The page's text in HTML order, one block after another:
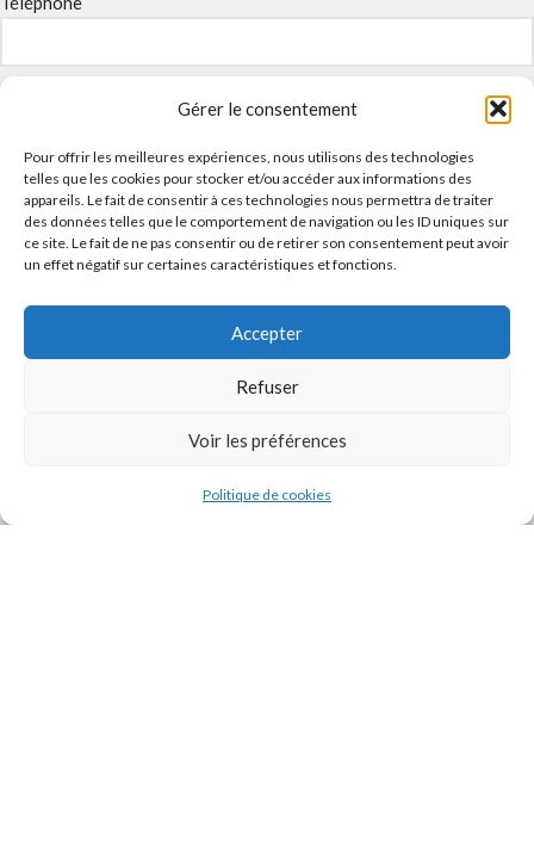
Gérer le consentement
Pour offrir les meilleures expériences, nous utilisons des technologies
telles que les cookies pour stocker et/ou accéder aux informations des
appareils. Le fait de consentir à ces technologies nous permettra de traiter
des données telles que le comportement de navigation ou les ID uniques sur
ce site. Le fait de ne pas consentir ou de retirer son consentement peut avoir
un effet négatif sur certaines caractéristiques et fonctions.
Accepter
Refuser
Voir les préférences
Politique de cookies
Message
Politique de confidentialité